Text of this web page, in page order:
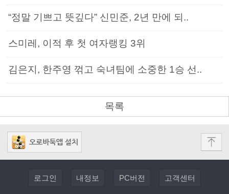
“정말 기쁘고 뜻깊다” 신민준, 2년 만에 되..
스미레, 이적 후 첫 여자랭킹 3위
김은지, 한주영 꺾고 숙녀팀에 소중한 1승 선..
목록
로그인 내정보 PC버전 고객센터